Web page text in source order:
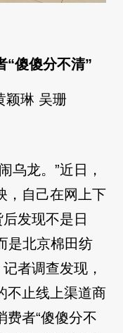
“傻傻分不清”
颖琳 吴珊
乌龙。”近日，
，自己在网上下
发现不是日
是北京棉田纺
者调查发现，
不止线上渠道商
费者“傻傻分不